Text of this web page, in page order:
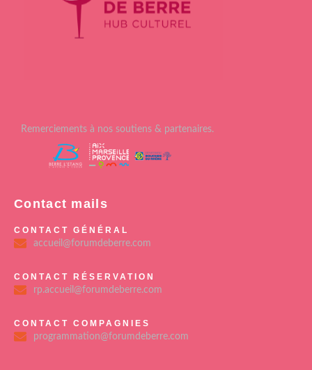
Remerciements à nos soutiens & partenaires.
Contact mails
CONTACT GÉNÉRAL
accueil@forumdeberre.com
CONTACT RÉSERVATION
rp.accueil@forumdeberre.com
CONTACT COMPAGNIES
programmation@forumdeberre.com